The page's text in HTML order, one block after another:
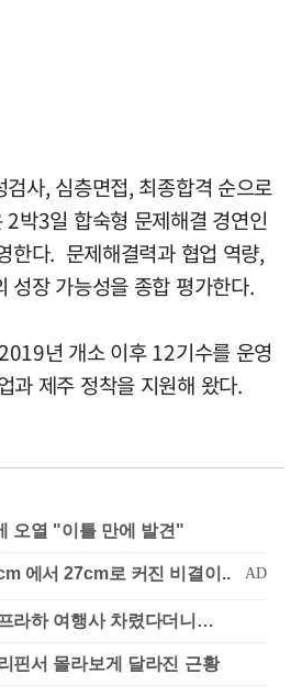
사, 심층면접, 최종합격 순으로
2박3일 합숙형 문제해결 경연인
한다. 문제해결력과 협업 역량,
성장 가능성을 종합 평가한다.
년 개소 이후 12기수를 운영
과 제주 정착을 지원해 왔다.
오열 "이틀 만에 발견"
라하 여행사 차렸다더니…
핀서 몰라보게 달라진 근황